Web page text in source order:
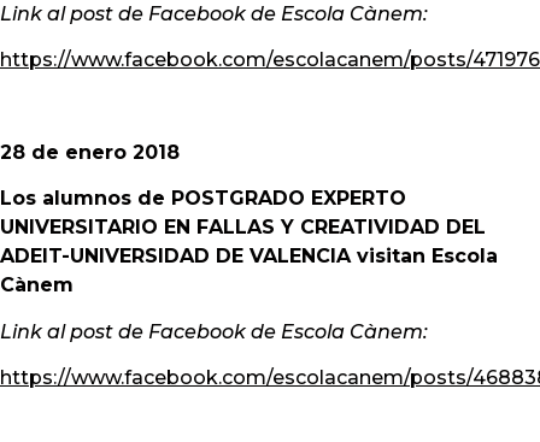
Link al post de Facebook de Escola Cànem:
https://www.facebook.com/escolacanem/posts/
28 de enero 2018
Los alumnos de POSTGRADO EXPERTO
UNIVERSITARIO EN FALLAS Y CREATIVIDAD DEL
ADEIT-UNIVERSIDAD DE VALENCIA visitan Escola
Cànem
Link al post de Facebook de Escola Cànem:
https://www.facebook.com/escolacanem/posts/